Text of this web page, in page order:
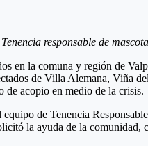
responsable de
en la comuna y región de
de Villa Alemana, Viña
de acopio en medio de la crisis.
de Tenencia
la ayuda de la comunidad,